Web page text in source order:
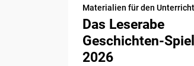
Materialien für den Unterricht
Das Leserabe
Geschichten-Spiel
2026